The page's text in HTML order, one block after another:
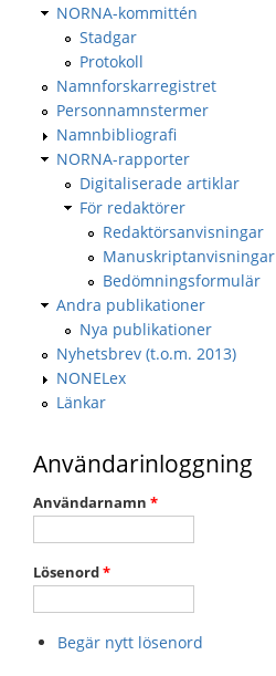
NORNA-kommittén
Stadgar
Protokoll
Namnforskarregistret
Personnamnstermer
Namnbibliografi
NORNA-rapporter
Digitaliserade artiklar
För redaktörer
Redaktörsanvisningar
Manuskriptanvisningar
Bedömningsformulär
Andra publikationer
Nya publikationer
Nyhetsbrev (t.o.m. 2013)
NONELex
Länkar
Användarinloggning
Användarnamn *
Lösenord*
Begär nytt lösenord